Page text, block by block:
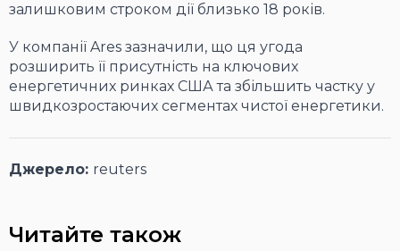
залишковим строком дії близько 18 років.
У компанії Ares зазначили, що ця угода
розширить її присутність на ключових
енергетичних ринках США та збільшить частку у
швидкозростаючих сегментах чистої енергетики.
Джерело: reuters
Читайте також